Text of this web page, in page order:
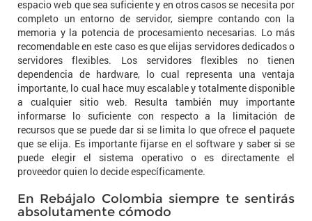
espacio web que sea suficiente y en otros casos se necesita por
completo un entorno de servidor, siempre contando con la
memoria y la potencia de procesamiento necesarias. Lo más
recomendable en este caso es que elijas servidores dedicados o
servidores flexibles. Los servidores flexibles no tienen
dependencia de hardware, lo cual representa una ventaja
importante, lo cual hace muy escalable y totalmente disponible
a cualquier sitio web. Resulta también muy importante
informarse lo suficiente con respecto a la limitación de
recursos que se puede dar si se limita lo que ofrece el paquete
que se elija. Es importante fijarse en el software y saber si se
puede elegir el sistema operativo o es directamente el
proveedor quien lo decide específicamente.
En Rebájalo Colombia siempre te sentirás
absolutamente cómodo